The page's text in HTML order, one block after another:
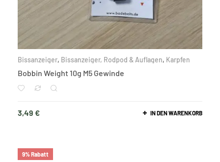
Bissanzeiger, Bissanzeiger, Rodpod & Auflagen, Karpfen
Bobbin Weight 10g M5 Gewinde
3,49 € IN DEN WARENKORB
9% Rabatt